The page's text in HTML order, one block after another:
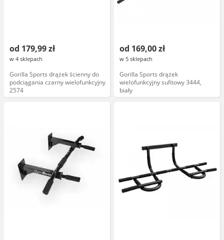
od 179,99 zł
w 4 sklepach
Gorilla Sports drążek ścienny do
podciągania czarny wielofunkcyjny
2574
od 169,00 zł
w 5 sklepach
Gorilla Sports drążek
wielofunkcyjny sufitowy 3444,
biały